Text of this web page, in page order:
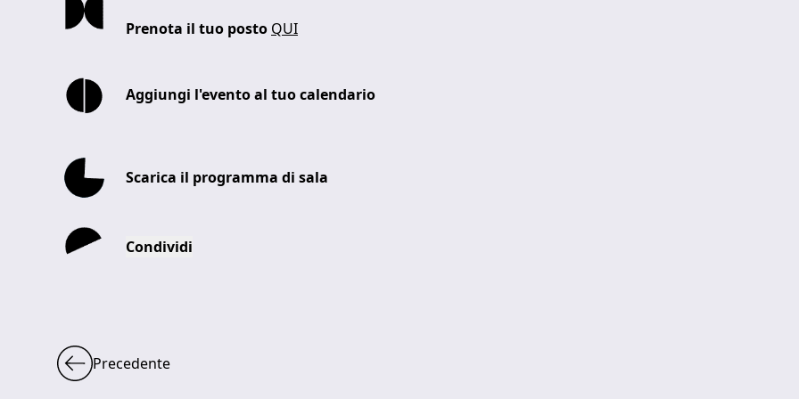
Prenota il tuo posto QUI
Aggiungi l'evento al tuo calendario
Scarica il programma di sala
Condividi
Precedente